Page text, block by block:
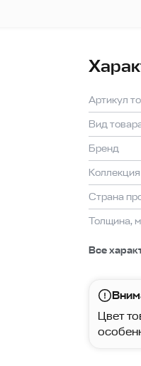
Артикул
Вид
Бренд
Коллекция
Страна
Толщина,
Все
Цвет